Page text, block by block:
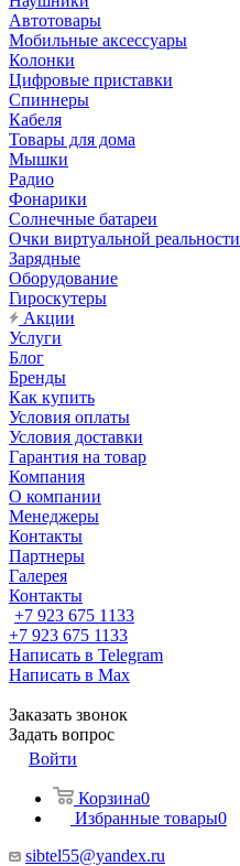
Автотовары
Мобильные аксессуары
Колонки
Цифровые приставки
Спиннеры
Кабеля
Товары для дома
Мышки
Радио
Фонарики
Солнечные батареи
Очки виртуальной реальности
Зарядные
Оборудование
Гироскутеры
Акции
Услуги
Блог
Бренды
Как купить
Условия оплаты
Условия доставки
Гарантия на товар
Компания
О компании
Менеджеры
Контакты
Партнеры
Галерея
Контакты
+7 923 675 1133
+7 923 675 1133
Написать в Telegram
Написать в Max
Заказать звонок
Задать вопрос
Войти
Корзина0
Избранные товары0
sibtel55@yandex.ru